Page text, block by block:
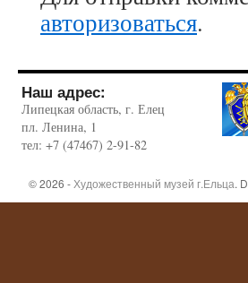
авторизоваться.
Наш адрес:
Липецкая область, г. Елец
пл. Ленина, 1
тел: +7 (47467) 2-91-82
© 2026 - Художественный музей г.Ельца.